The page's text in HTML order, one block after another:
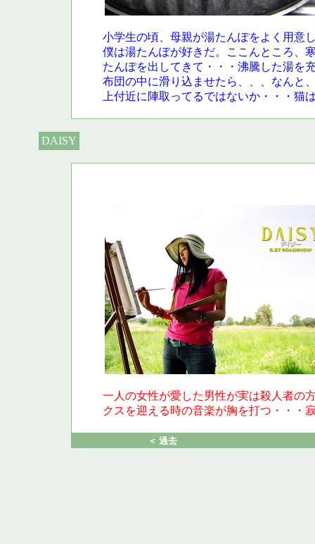
小学生の頃、母親が湯たんぽをよく用意
僕は湯たんぽが好きだ。ここんところ、
たんぽを出してきて・・・沸騰した湯を
布団の中に滑り込ませたら、、、なんと
上付近に陣取ってるではないか・・・猫
DAISY
一人の女性が愛した男性が実は殺人者の
クスを迎える時の音楽が胸を打つ・・・
＜ 過去